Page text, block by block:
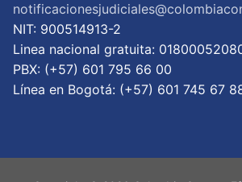
NIT: 900514913-2
Linea nacional gratuita:
PBX: (+57) 601 795 66 00
Lí­nea en Bogotá: (+57) 601 745 67